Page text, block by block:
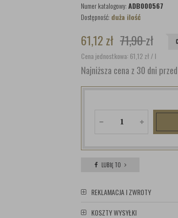
Numer katalogowy:ADB000567
Dostępność: duża ilość
61,12zł 71,90zł
Cena jednostkowa: 61,12 zł/ l
Najniższa cena z 30 dni
LUBIĘ TO
REKLAMACJA I ZWROTY
KOSZTY WYSYŁKI